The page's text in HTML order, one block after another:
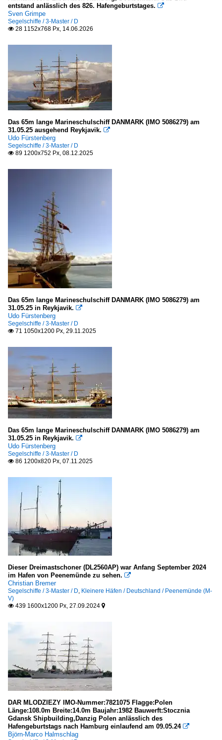
Seehäfen
Brügge-Zeebrügge
Deutschland
Bremerhaven
Lübeck und Travemünde
Polen
Gdynia/Gdingen
Seeschiffe
Kreuzfahrt-/ Passagierschiffe
AIDA ...
Segelschiffe
4- und mehr Master
K
Sonstiges
Galerien
Sail 2010 Bremerhaven
2026
entstand anlässlich des 826. Hafengeburtstages. 
Sven Grimpe
Segelschiffe / 3-Master / D
 28 1152x768 Px, 14.06.2026
Das 65m lange Marineschulschiff DANMARK (IMO 5086279) am
31.05.25 ausgehend Reykjavik. 
Udo Fürstenberg
Segelschiffe / 3-Master / D
 89 1200x752 Px, 08.12.2025
Das 65m lange Marineschulschiff DANMARK (IMO 5086279) am
31.05.25 in Reykjavik. 
Udo Fürstenberg
Segelschiffe / 3-Master / D
 71 1050x1200 Px, 29.11.2025
Das 65m lange Marineschulschiff DANMARK (IMO 5086279) am
31.05.25 in Reykjavik. 
Udo Fürstenberg
Segelschiffe / 3-Master / D
 86 1200x820 Px, 07.11.2025
Dieser Dreimastschoner (DL2560AP) war Anfang September 2024
im Hafen von Peenemünde zu sehen. 
Christian Bremer
Segelschiffe / 3-Master / D Kleinere Häfen / Deutschland / Peenemünde (M-
V)
 439 1600x1200 Px, 27.09.2024 
DAR MLODZIEZY IMO-Nummer:7821075 Flagge:Polen
Länge:108.0m Breite:14.0m Baujahr:1982 Bauwerft:Stocznia
Gdansk Shipbuilding,Danzig Polen anlässlich des
Hafengeburtstags nach Hamburg einlaufend am 09.05.24 
Björn-Marco Halmschlag